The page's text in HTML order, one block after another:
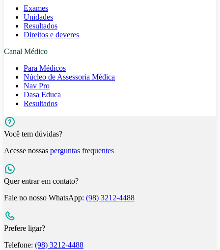
Exames
Unidades
Resultados
Direitos e deveres
Canal Médico
Para Médicos
Núcleo de Assessoria Médica
Nav Pro
Dasa Educa
Resultados
Você tem dúvidas?
Acesse nossas perguntas frequentes
Quer entrar em contato?
Fale no nosso WhatsApp: (98) 3212-4488
Prefere ligar?
Telefone: (98) 3212-4488